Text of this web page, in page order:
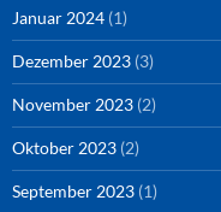
Januar 2024 (1)
Dezember 2023 (3)
November 2023 (2)
Oktober 2023 (2)
September 2023 (1)